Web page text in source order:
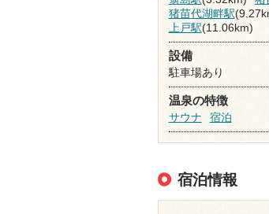
猪苗代湖畔駅
上戸駅(11.06km)
設備
駐車場あり
温泉の特徴
サウナ
宿泊
宿泊情報